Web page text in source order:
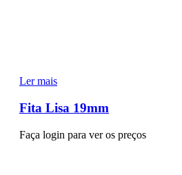
Ler mais
Fita Lisa 19mm
Faça login para ver os preços